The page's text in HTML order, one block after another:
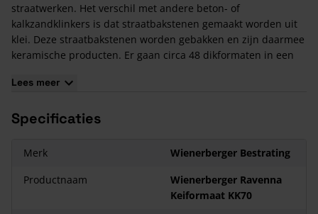
straatwerken. Het verschil met andere beton- of
kalkzandklinkers is dat straatbakstenen gemaakt worden uit
klei. Deze straatbakstenen worden gebakken en zijn daarmee
keramische producten. Er gaan circa 48 dikformaten in een
De verschillende soorten verbanden die met Wienerberger
doelstellingen: Het aanzicht van het straatwerk optimaliseren
mogelijk maken.
Keperverband, Elleboogverband en Blokverband.
Lees meer
Specificaties
Merk
Wienerberger Bestrating
Productnaam
Wienerberger Ravenna
Keiformaat KK70